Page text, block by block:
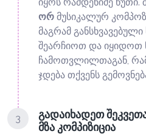
ორ მუსიკალურ
მაგრამ
შეარჩიოთ და იყიდოთ
ჩამოთვლილთაგან,
ჯდება თქვენს
3
გადაიხადეთ
მზა კომპიზიცია